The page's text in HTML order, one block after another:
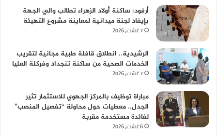
أرفود: ساكنة أولاد الزهراء تطالب والي الجهة
بإيفاد لجنة ميدانية لمعاينة مشروع التهيئة
7 غشت، 2026
الرشيدية.. انطلاق قافلة طبية مجانية لتقريب
الخدمات الصحية من ساكنة تنجداد وفركلة العليا
7 غشت، 2026
مباراة توظيف بالمركز الجهوي للاستثمار تثير
الجدل.. معطيات حول محاولة “تفصيل المنصب”
لفائدة مستخدمة مقربة
6 غشت، 2026